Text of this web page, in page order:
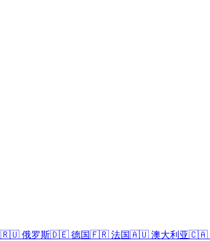
🇷🇺 俄罗斯🇩🇪 德国🇫🇷 法国🇦🇺 澳大利亚🇨🇦